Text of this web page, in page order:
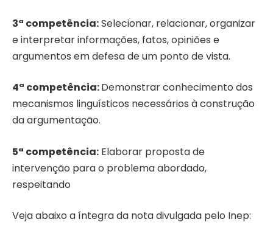
3ª competência:Selecionar, relacionar, organizar
e interpretar informações, fatos, opiniões e
argumentos em defesa de um ponto de vista.
4ª competência:Demonstrar conhecimento dos
mecanismos linguísticos necessários à construção
da argumentação.
5ª competência: Elaborar proposta de
intervenção para o problema abordado,
respeitando
Veja abaixo a íntegra da nota divulgada pelo Inep: